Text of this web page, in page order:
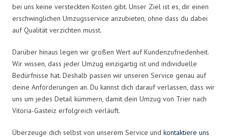
bei uns keine versteckten Kosten gibt. Unser Ziel ist es, dir einen
erschwinglichen Umzugsservice anzubieten, ohne dass du dabei
auf Qualität verzichten musst.
Darüber hinaus legen wir großen Wert auf Kundenzufriedenheit.
Wir wissen, dass jeder Umzug einzigartig ist und individuelle
Bedürfnisse hat. Deshalb passen wir unseren Service genau auf
deine Anforderungen an. Du kannst dich darauf verlassen, dass wir
uns um jedes Detail kümmern, damit dein Umzug von Trier nach
Vitoria-Gasteiz erfolgreich verläuft.
Überzeuge dich selbst von unserem Service und kontaktiere uns